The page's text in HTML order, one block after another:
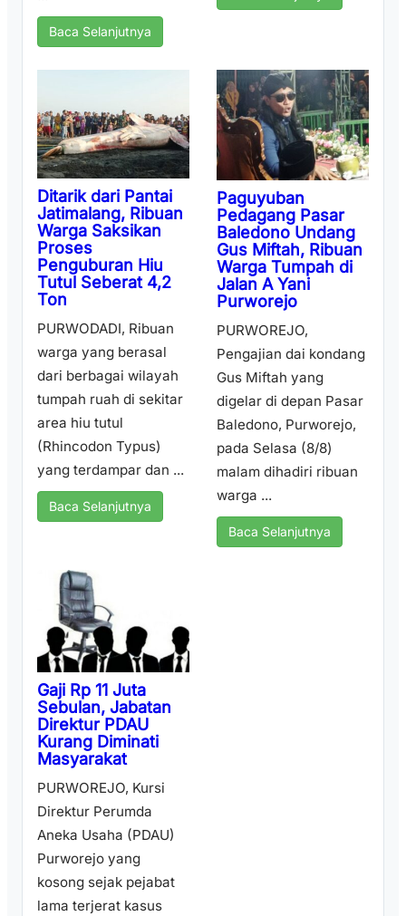
Baca Selanjutnya
Ditarik dari Pantai
Jatimalang, Ribuan
Warga Saksikan
Proses
Penguburan Hiu
Tutul Seberat 4,2
Ton
PURWODADI, Ribuan
warga yang berasal
dari berbagai wilayah
tumpah ruah di sekitar
area hiu tutul
(Rhincodon Typus)
yang terdampar dan ...
Baca Selanjutnya
Paguyuban
Pedagang Pasar
Baledono Undang
Gus Miftah, Ribuan
Warga Tumpah di
Jalan A Yani
Purworejo
PURWOREJO,
Pengajian dai kondang
Gus Miftah yang
digelar di depan Pasar
Baledono, Purworejo,
pada Selasa (8/8)
malam dihadiri ribuan
warga ...
Baca Selanjutnya
Gaji Rp 11 Juta
Sebulan, Jabatan
Direktur PDAU
Kurang Diminati
Masyarakat
PURWOREJO, Kursi
Direktur Perumda
Aneka Usaha (PDAU)
Purworejo yang
kosong sejak pejabat
lama terjerat kasus